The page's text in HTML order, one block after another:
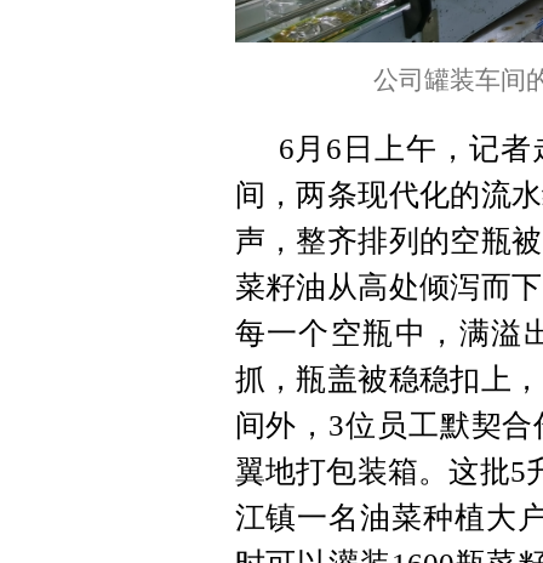
公司罐装车间
6月6日上午，记
间，两条现代化的流
声，整齐排列的空瓶
菜籽油从高处倾泻而
每一个空瓶中，满溢
抓，瓶盖被稳稳扣上
间外，3位员工默契
翼地打包装箱。这批5
江镇一名油菜种植大